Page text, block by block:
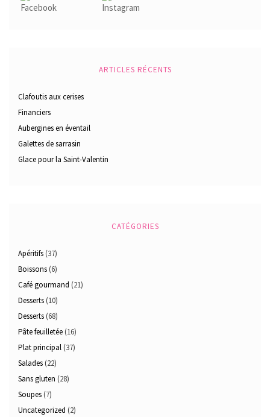
ARTICLES RÉCENTS
Clafoutis aux cerises
Financiers
Aubergines en éventail
Galettes de sarrasin
Glace pour la Saint-Valentin
CATÉGORIES
Apéritifs (37)
Boissons (6)
Café gourmand (21)
Desserts (10)
Desserts (68)
Pâte feuilletée (16)
Plat principal (37)
Salades (22)
Sans gluten (28)
Soupes (7)
Uncategorized (2)